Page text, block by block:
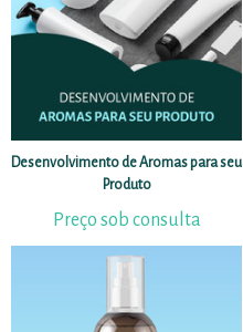
Desenvolvimento de Aromas para seu
Produto
Preço sob consulta